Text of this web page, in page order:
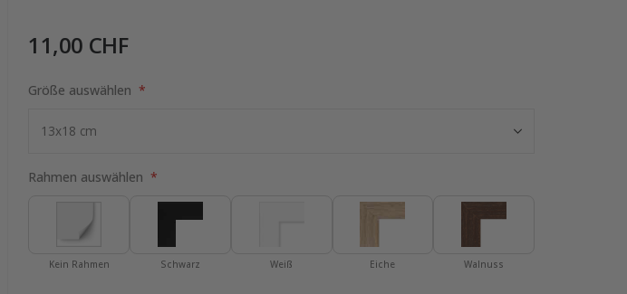
15,00 €
11,00 CHF
Größe auswählen
Rahmen auswählen
Kein Rahmen Schwarz Weiß Eiche Walnuss